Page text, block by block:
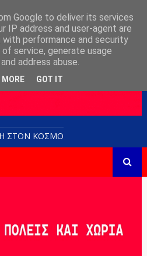
ΣΤΟN KOΣΜΟ
Google to deliver its services
IP address and user-agent are
with performance and security
service, generate usage
address abuse.
MORE GOT IT